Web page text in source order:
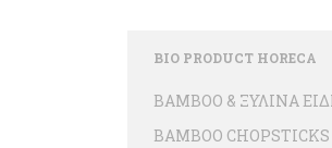
BIO PRODUCT HORECA
BAMBOO & ΞΥΛΙΝΑ
BAMBOO CHOPSTICKS